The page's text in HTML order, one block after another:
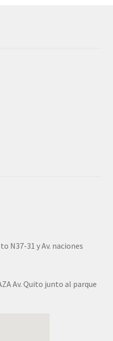
N37-31 y Av. naciones
Av. Quito junto al parque